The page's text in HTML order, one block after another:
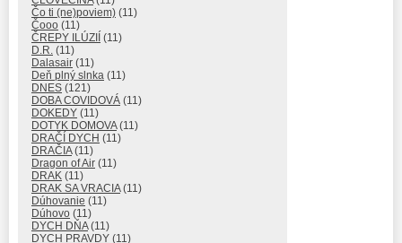
Čo ti (ne)poviem) (11)
Čooo (11)
ČREPY ILÚZIÍ
(11)
D.R. (11)
Dalasair (11)
Deň plný slnka (11)
DNES (121)
DOBA COVIDOVÁ (11)
DOKEDY (11)
DOTYK DOMOVA(11)
DRAČÍ DYCH (11)
DRAČIA(11)
Dragon of Air (11)
DRAK (11)
DRAK SA VRACIA(11)
Dúhovanie (11)
Dúhovo (11)
DYCH DŇA(11)
DYCH PRAVDY (11)